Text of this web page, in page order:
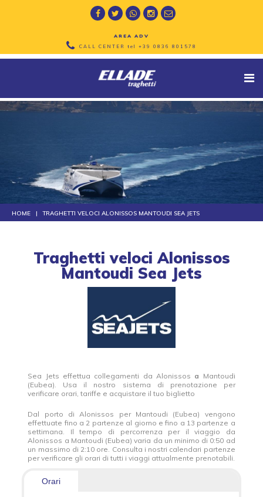
AREA ADV
CALL CENTER tel +39 0836 801578
HOME TRAGHETTI VELOCI ALONISSOS MANTOUDI SEA JETS
Traghetti veloci Alonissos
Mantoudi Sea Jets
Sea Jets effettua collegamenti da Alonissos a Mantoudi
(Eubea). Usa il nostro sistema di prenotazione per
verificare orari, tariffe e acquistare il tuo biglietto
Dal porto di Alonissos per Mantoudi (Eubea) vengono
effettuate fino a 2 partenze al giorno e fino a 13 partenze a
settimana. Il tempo di percorrenza per il viaggio da
Alonissos a Mantoudi (Eubea) varia da un minimo di 0:50 ad
un massimo di 2:10 ore. Consulta i nostri calendari partenze
per verificare gli orari di tutti i viaggi attualmente prenotabili.
Orari